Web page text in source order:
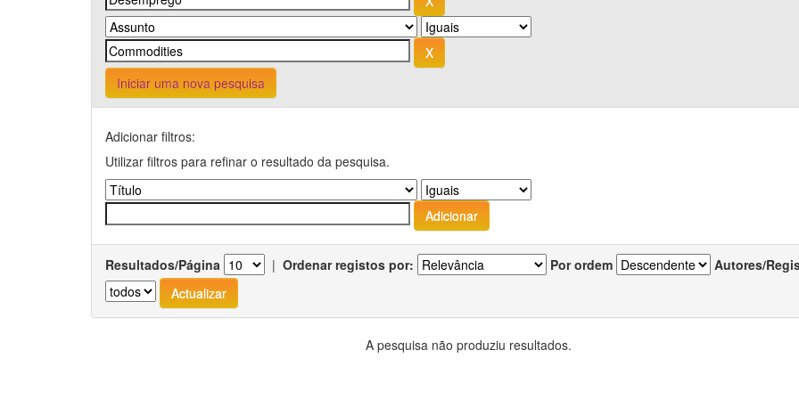
Iniciar uma nova pesquisa
Adicionar filtros:
Utilizar filtros para refinar o resultado da pesquisa.
Resultados/Página | Ordenar registos por: Por ordem Autores/
A pesquisa não produziu resultados.